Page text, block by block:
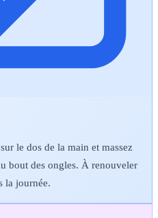
le dos de la main et massez
bout des ongles. À renouveler
la journée.